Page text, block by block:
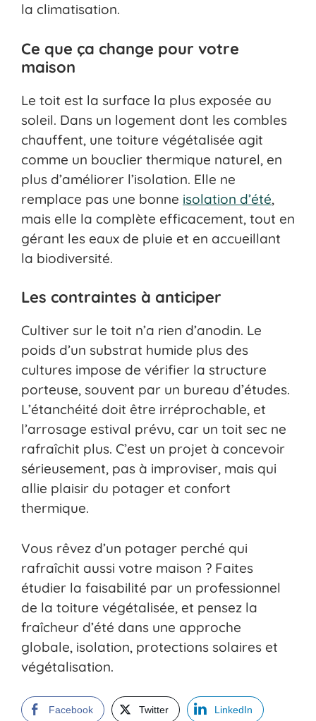
la climatisation.
Ce que ça change pour votre
maison
Le toit est la surface la plus exposée au
soleil. Dans un logement dont les combles
chauffent, une toiture végétalisée agit
comme un bouclier thermique naturel, en
plus d’améliorer l’isolation. Elle ne
remplace pas une bonne isolation d’été,
mais elle la complète efficacement, tout en
gérant les eaux de pluie et en accueillant
la biodiversité.
Les contraintes à anticiper
Cultiver sur le toit n’a rien d’anodin. Le
poids d’un substrat humide plus des
cultures impose de vérifier la structure
porteuse, souvent par un bureau d’études.
L’étanchéité doit être irréprochable, et
l’arrosage estival prévu, car un toit sec ne
rafraîchit plus. C’est un projet à concevoir
sérieusement, pas à improviser, mais qui
allie plaisir du potager et confort
thermique.
Vous rêvez d’un potager perché qui
rafraîchit aussi votre maison ? Faites
étudier la faisabilité par un professionnel
de la toiture végétalisée, et pensez la
fraîcheur d’été dans une approche
globale, isolation, protections solaires et
végétalisation.
Facebook Twitter LinkedIn